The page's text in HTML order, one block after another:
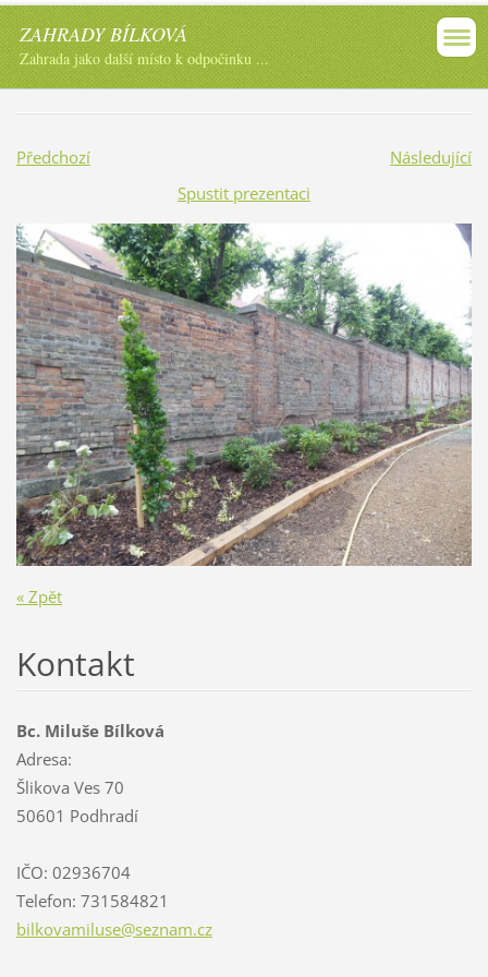
ZAHRADY BÍLKOVÁ
Zahrada jako další místo k odpočinku ...
Předchozí
Následující
Spustit prezentaci
« Zpět
Kontakt
Bc. Miluše Bílková
Adresa:
Šlikova Ves 70
50601 Podhradí
IČO: 02936704
Telefon: 731584821
bilkovamiluse@seznam.cz